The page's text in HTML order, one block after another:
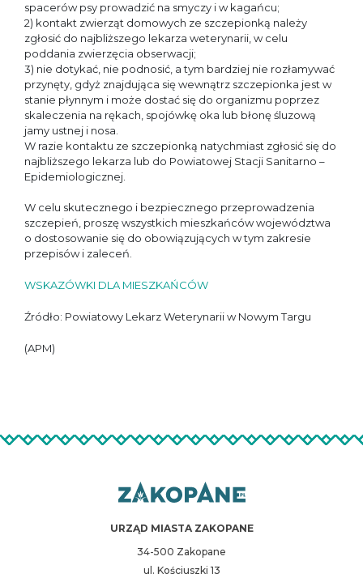
spacerów psy prowadzić na smyczy i w kagańcu;
2) kontakt zwierząt domowych ze szczepionką należy
zgłosić do najbliższego lekarza weterynarii, w celu
poddania zwierzęcia obserwacji;
3) nie dotykać, nie podnosić, a tym bardziej nie rozłamywać
przynęty, gdyż znajdująca się wewnątrz szczepionka jest w
stanie płynnym i może dostać się do organizmu poprzez
skaleczenia na rękach, spojówkę oka lub błonę śluzową
jamy ustnej i nosa.
W razie kontaktu ze szczepionką natychmiast zgłosić się do
najbliższego lekarza lub do Powiatowej Stacji Sanitarno –
Epidemiologicznej.
W celu skutecznego i bezpiecznego przeprowadzenia
szczepień, proszę wszystkich mieszkańców województwa
o dostosowanie się do obowiązujących w tym zakresie
przepisów i zaleceń.
WSKAZÓWKI DLA MIESZKAŃCÓW
Źródło: Powiatowy Lekarz Weterynarii w Nowym Targu
(APM)
URZĄD MIASTA ZAKOPANE
34-500 Zakopane
ul. Kościuszki 13